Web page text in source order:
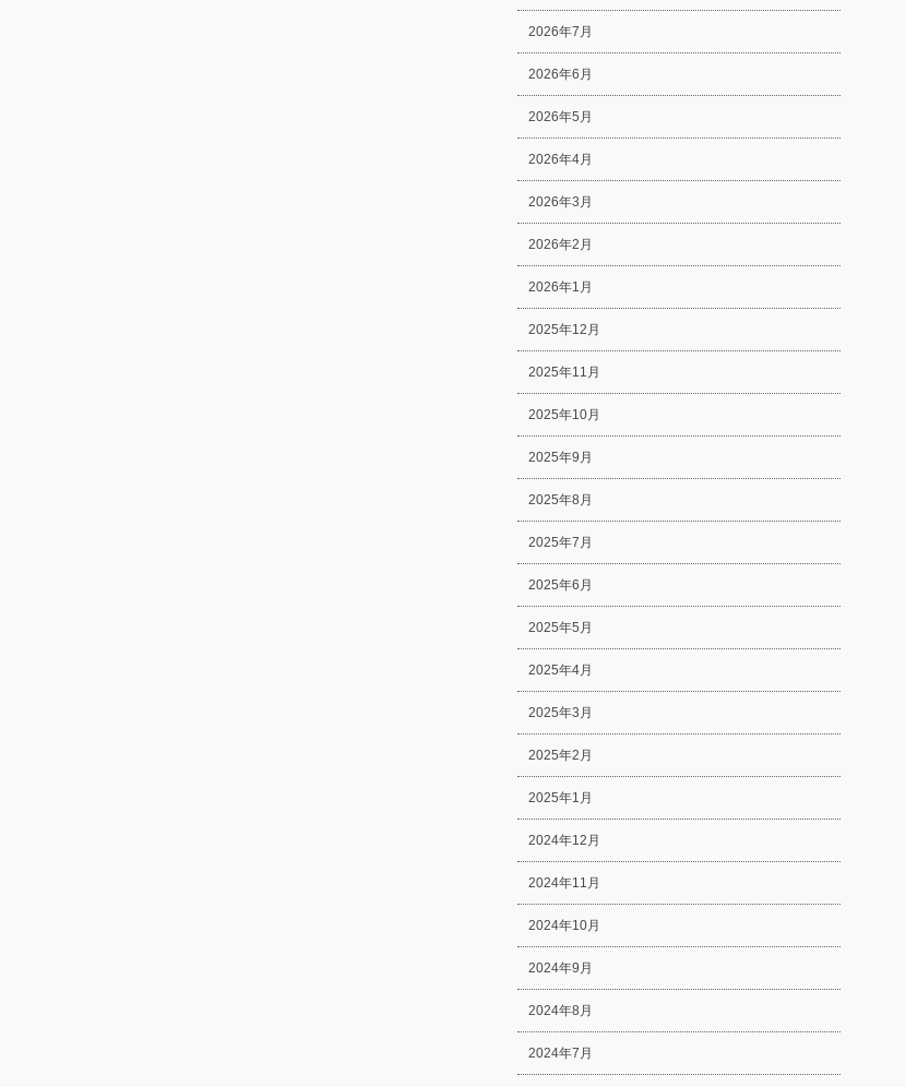
2026年7月
2026年6月
2026年5月
2026年4月
2026年3月
2026年2月
2026年1月
2025年12月
2025年11月
2025年10月
2025年9月
2025年8月
2025年7月
2025年6月
2025年5月
2025年4月
2025年3月
2025年2月
2025年1月
2024年12月
2024年11月
2024年10月
2024年9月
2024年8月
2024年7月